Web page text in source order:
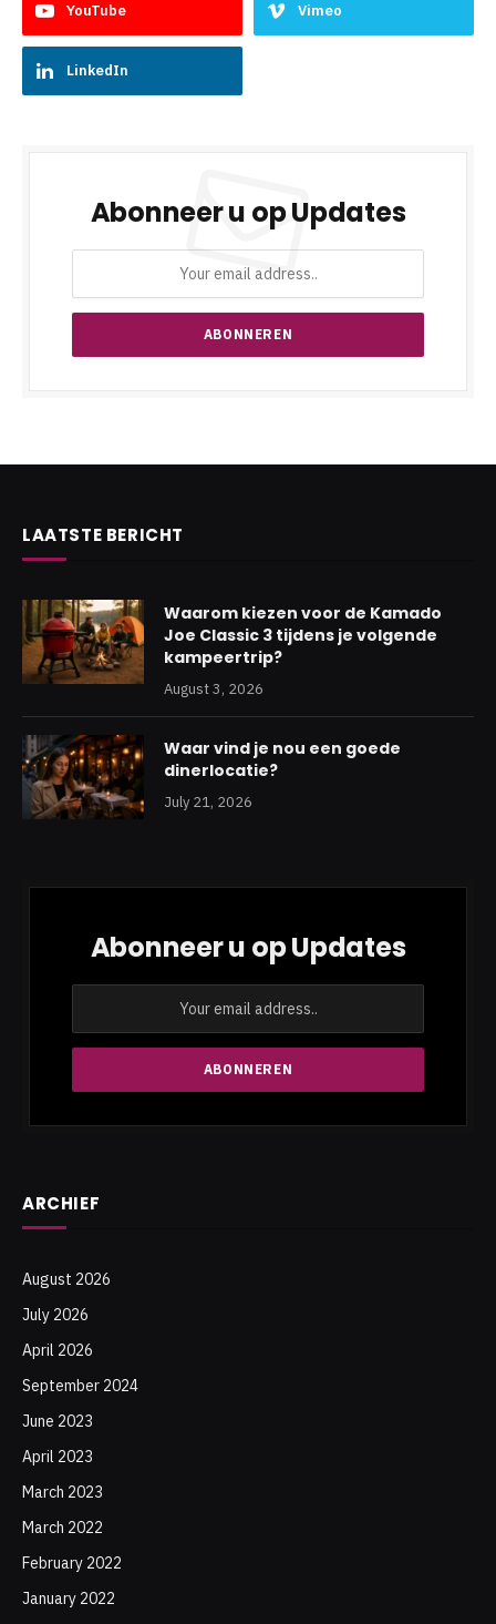
YouTube Vimeo
LinkedIn
Abonneer u op Updates
LAATSTE BERICHT
Waarom kiezen voor de Kamado
Joe Classic 3 tijdens je volgende
kampeertrip?
August 3, 2026
Waar vind je nou een goede
dinerlocatie?
July 21, 2026
Abonneer u op Updates
ARCHIEF
August 2026
July 2026
April 2026
September 2024
June 2023
April 2023
March 2023
March 2022
February 2022
January 2022